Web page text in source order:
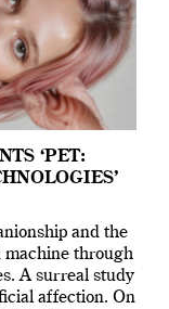
‘PET:
and the
machine through
A surreal study
affection. On